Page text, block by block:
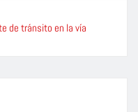
de tránsito en la vía